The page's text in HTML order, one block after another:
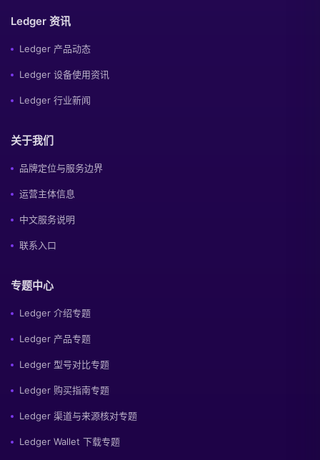
Ledger 资讯
Ledger 产品动态
Ledger 设备使用资讯
Ledger 行业新闻
关于我们
品牌定位与服务边界
运营主体信息
中文服务说明
联系入口
专题中心
Ledger 介绍专题
Ledger 产品专题
Ledger 型号对比专题
Ledger 购买指南专题
Ledger 渠道与来源核对专题
Ledger Wallet 下载专题